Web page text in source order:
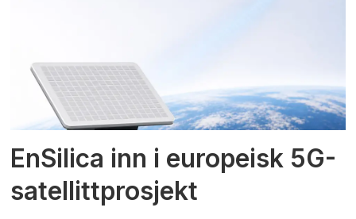
EnSilica inn i europeisk 5G-
satellittprosjekt